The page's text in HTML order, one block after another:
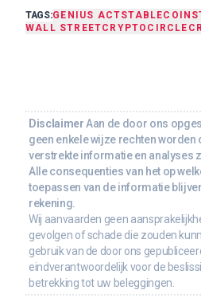
TAGS:GENIUS ACTSTABLECOIN
WALL STREETCRYPTO CIRCLE
Disclaimer Aan de door ons
geen enkele wijze rechten
verstrekte informatie en analyses
Alle consequenties van het op
toepassen van de informatie
rekening.
Wij aanvaarden geen
gevolgen of schade die zouden
gebruik van de door ons
eindverantwoordelijk voor de
betrekking tot uw beleggingen.